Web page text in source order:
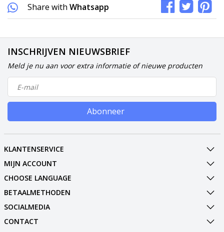
Share with Whatsapp
INSCHRIJVEN NIEUWSBRIEF
Meld je nu aan voor extra informatie of nieuwe producten
Abonneer
KLANTENSERVICE
MIJN ACCOUNT
CHOOSE LANGUAGE
BETAALMETHODEN
SOCIALMEDIA
CONTACT